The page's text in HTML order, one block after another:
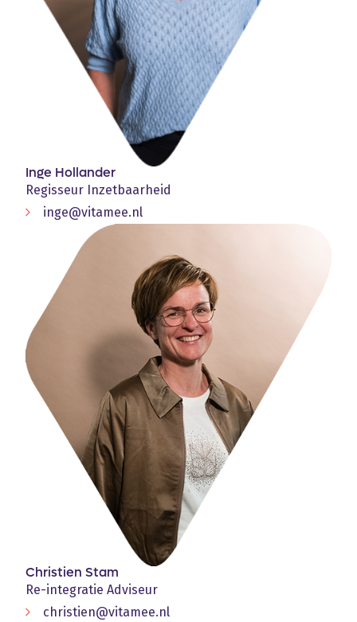
Inge Hollander
Regisseur Inzetbaarheid
inge@vitamee.nl
Christien Stam
Re-integratie Adviseur
christien@vitamee.nl